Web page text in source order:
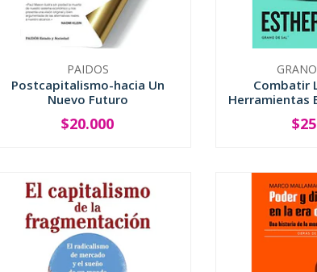
PAIDOS
Postcapitalismo-hacia Un
Nuevo Futuro
+
$20.000
Combatir
Herramientas